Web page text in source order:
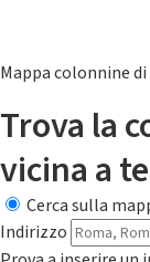
Mappa colonnine
Trova la
vicina a te
Cerca sulla
Indirizzo